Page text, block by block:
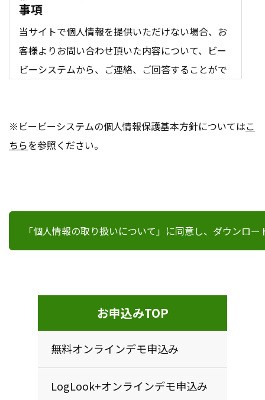
事項
当サイトで個人情報を提供いただけない場合、お
客様よりお問い合わせ頂いた内容について、ビー
ビーシステムから、ご連絡、ご回答することがで
個人情報の使用
当サイトで収集した個人情報は、前項に掲げた
個人情報の委託
「収集の目的」を実行するために株式会社ビービ
し、その業務を代行することがあります。
※ビービーシステムの個人情報保護基本方針についてはこ
ちらを参照ください。
お申込みTOP
無料オンラインデモ申込み
LogLook+オンラインデモ申込み